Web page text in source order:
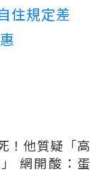
住規定差
！他質疑「高
網開酸：蛋